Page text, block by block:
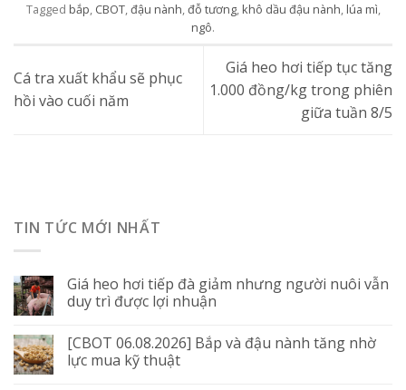
Tagged bắp, CBOT,đậu nành,đỗ tương, khô dầu đậu nành, lúa mì,
ngô.
Cá tra xuất khẩu sẽ phục
hồi vào cuối năm
Giá heo hơi tiếp tục tăng
1.000 đồng/kg trong phiên
giữa tuần 8/5
TIN TỨC MỚI NHẤT
Giá heo hơi tiếp đà giảm nhưng người nuôi vẫn
duy trì được lợi nhuận
[CBOT 06.08.2026] Bắp và đậu nành tăng nhờ
lực mua kỹ thuật